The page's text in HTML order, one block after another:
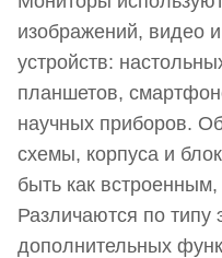
изображений, видео
устройств:
планшетов,
научных приборов.
схемы, корпуса и
быть как
Различаются по типу
дополнительных